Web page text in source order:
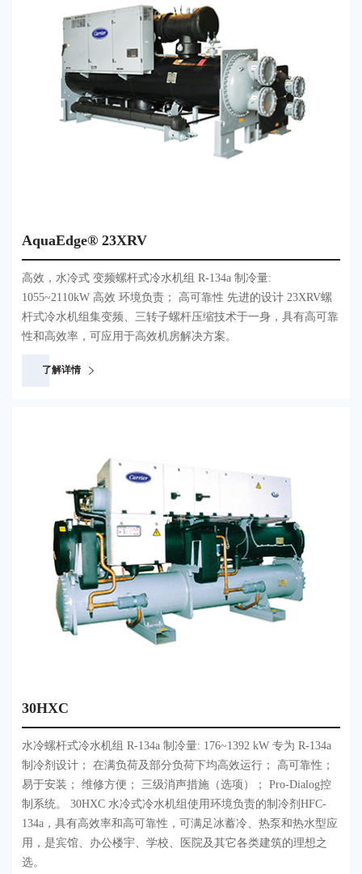
AquaEdge® 23XRV
高效，水冷式 变频螺杆式冷水机组 R-134a 制冷量:
1055~2110kW 高效 环境负责； 高可靠性 先进的设计 23XRV螺
杆式冷水机组集变频、三转子螺杆压缩技术于一身，具有高可靠
性和高效率，可应用于高效机房解决方案。
了解详情
30HXC
水冷螺杆式冷水机组 R-134a 制冷量: 176~1392 kW 专为 R-134a
制冷剂设计； 在满负荷及部分负荷下均高效运行； 高可靠性；
易于安装； 维修方便； 三级消声措施（选项）； Pro-Dialog控
制系统。 30HXC 水冷式冷水机组使用环境负责的制冷剂HFC-
134a，具有高效率和高可靠性，可满足冰蓄冷、热泵和热水型应
用，是宾馆、办公楼宇、学校、医院及其它各类建筑的理想之
选。